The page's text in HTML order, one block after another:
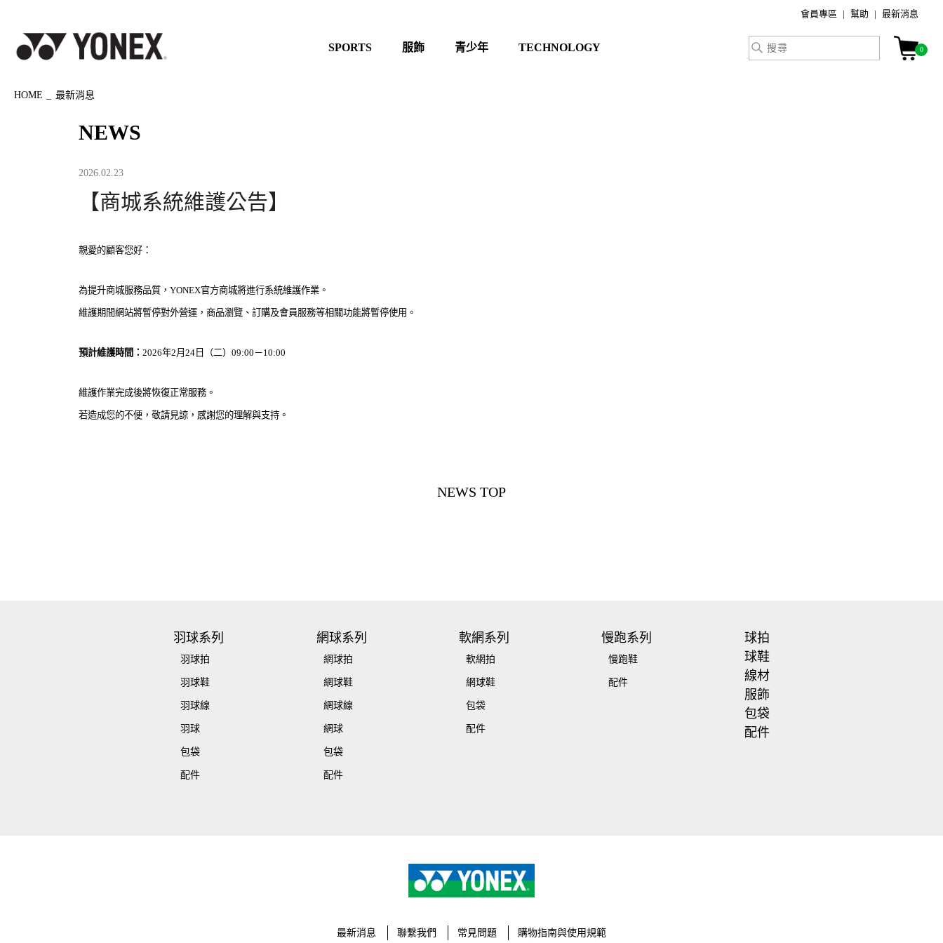
SPORTS 服飾 青少年 TECHNOLOGY
會員專區 幫助 最新消息
0
HOME 最新消息
NEWS
2026.02.23
【商城系統維護公告】
親愛的顧客您好：
為提升商城服務品質，YONEX官方商城將進行系統維護作業。
維護期間網站將暫停對外營運，商品瀏覽、訂購及會員服務等相關功能將暫停使用。
預計維護時間： 2026年2月24日（二）09:00－10:00
維護作業完成後將恢復正常服務。
若造成您的不便，敬請見諒，感謝您的理解與支持。
NEWS TOP
羽球系列
羽球拍
羽球鞋
羽球線
羽球
包袋
配件
網球系列
網球拍
網球鞋
網球線
網球
包袋
配件
軟網系列
軟網拍
網球鞋
包袋
配件
慢跑系列
慢跑鞋
配件
球拍
球鞋
線材
服飾
包袋
配件
最新消息 聯繫我們 常見問題 購物指南與使用規範